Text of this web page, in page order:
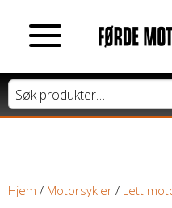
MOTORSYKLER
Lett motorsykkel
Hjem / Motorsykler / Lett